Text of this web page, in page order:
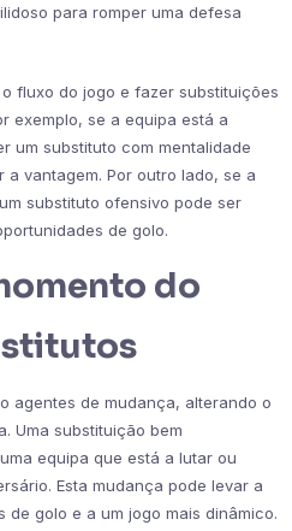
para romper uma defesa
fluxo do jogo e fazer substituições
exemplo, se a equipa está a
um substituto com mentalidade
vantagem. Por outro lado, se a
substituto ofensivo pode ser
de golo.
do
agentes de mudança, alterando o
Uma substituição bem
equipa que está a lutar ou
Esta mudança pode levar a
de golo e a um jogo mais dinâmico.